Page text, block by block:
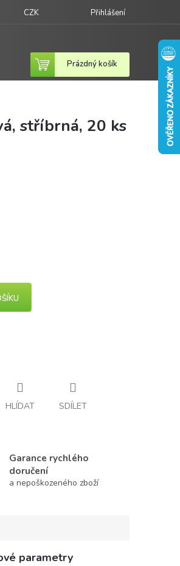
CZK Přihlášení
Nákupní
košík
Prázdný košík
stříbrná, 20 ks
HLÍDAT SDÍLET
Garance rychlého
doručení
a nepoškozeného zboží
parametry